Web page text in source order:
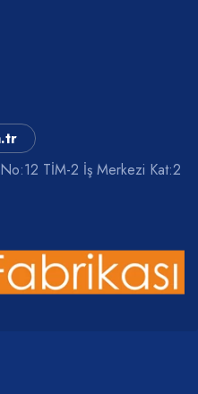
TİM-2 İş Merkezi Kat:2